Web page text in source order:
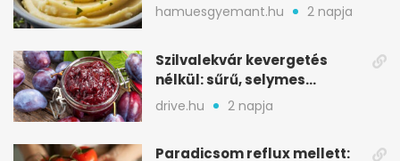
krémes a burgonyapüré
hamuesgyemant.hu 2 napja
Szilvalekvár kevergetés
nélkül: sűrű, selymes
változat a sütőből
drive.hu 2 napja
Paradicsom reflux mellett: